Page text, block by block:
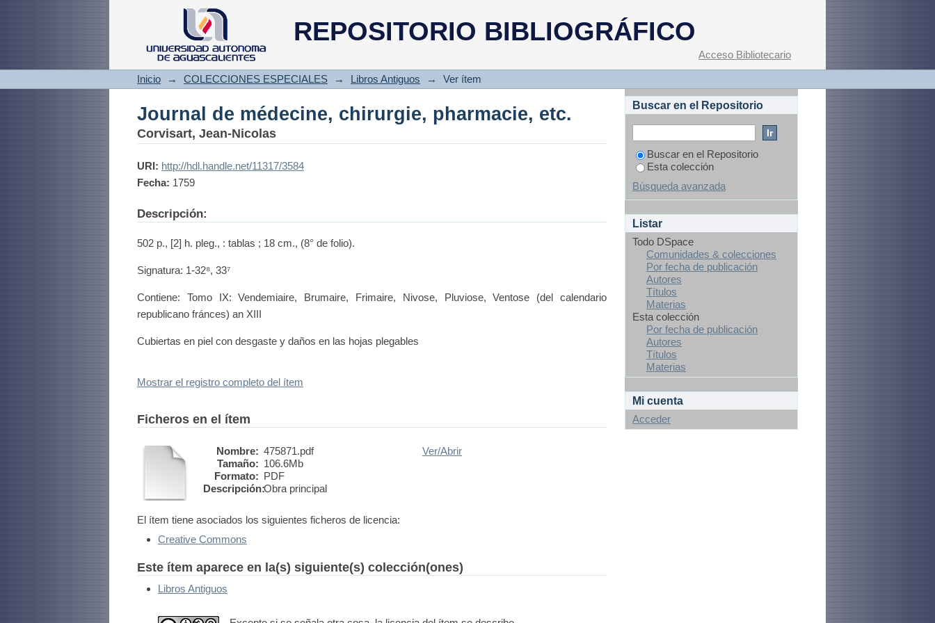
REPOSITORIO BIBLIOGRÁFICO
Journal de médecine, chirurgie, pharmacie, etc.
Acceso Bibliotecario
Inicio → COLECCIONES ESPECIALES → Libros Antiguos → Ver ítem
Journal de médecine, chirurgie, pharmacie, etc.
Corvisart, Jean-Nicolas
URI: http://hdl.handle.net/11317/3584
Fecha: 1759
Descripción:
502 p., [2] h. pleg., : tablas ; 18 cm., (8° de folio).
Signatura: 1-32⁸, 33⁷
Contiene: Tomo IX: Vendemiaire, Brumaire, Frimaire, Nivose, Pluviose, Ventose (del calendario
republicano fránces) an XIII
Cubiertas en piel con desgaste y daños en las hojas plegables
Mostrar el registro completo del ítem
Ficheros en el ítem
Nombre: 475871.pdf
Tamaño: 106.6Mb
Formato: PDF
Descripción:Obra principal
Ver/Abrir
El ítem tiene asociados los siguientes ficheros de licencia:
Creative Commons
Este ítem aparece en la(s) siguiente(s) colección(ones)
Libros Antiguos
Buscar en el Repositorio
Buscar en el Repositorio
Esta colección
Búsqueda avanzada
Listar
Todo DSpace
Comunidades & colecciones
Por fecha de publicación
Autores
Títulos
Materias
Esta colección
Por fecha de publicación
Autores
Títulos
Materias
Mi cuenta
Acceder